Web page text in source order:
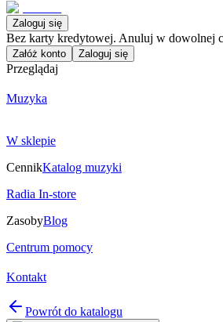
Zaloguj się
Bez karty kredytowej. Anuluj w dowolnej
Załóż konto Zaloguj się
Przeglądaj
Muzyka
W sklepie
CennikKatalog muzyki
Radia In-store
ZasobyBlog
Centrum pomocy
Kontakt
Powrót do katalogu